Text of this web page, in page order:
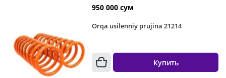
950 000 сум
Orqa usilenniy prujina 21214
Купить